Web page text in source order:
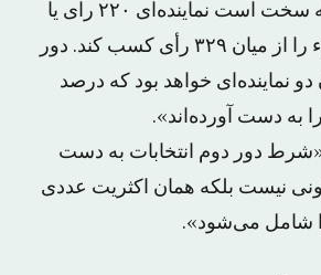
نخواهد شد چرا که سخت است نماینده‌ای ۲۲۰ رای یا
همان یک سوم آراء را از میان ۳۲۹ رأی کسب کند. دور
دو نماینده‌ای خواهد بود که درصد
به دست آورده‌اند».
دور دوم انتخابات به دست
نیست بلکه همان اکثریت عددی
را شامل می‌شود».